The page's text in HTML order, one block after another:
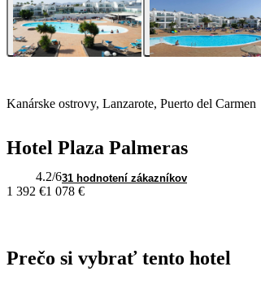
Kanárske ostrovy, Lanzarote, Puerto del Carmen
Hotel Plaza Palmeras
4.2/631 hodnotení zákazníkov
1 392 €1 078 €
Prečo si vybrať tento hotel